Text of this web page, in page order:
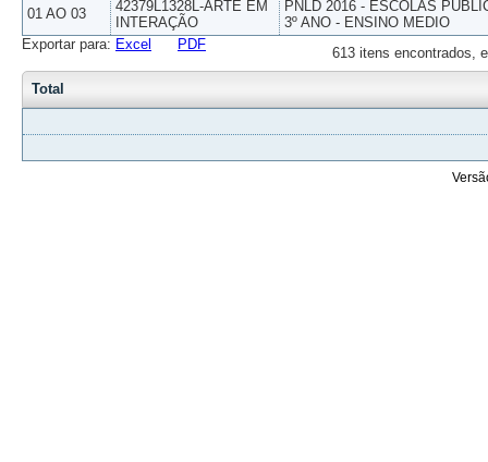
01 AO 03
42379L1328L-ARTE EM
INTERAÇÃO
PNLD 2016 - ESCOLAS
3º ANO - ENSINO MEDIO
613 itens encontrados,
Exportar para: Excel PDF
Total